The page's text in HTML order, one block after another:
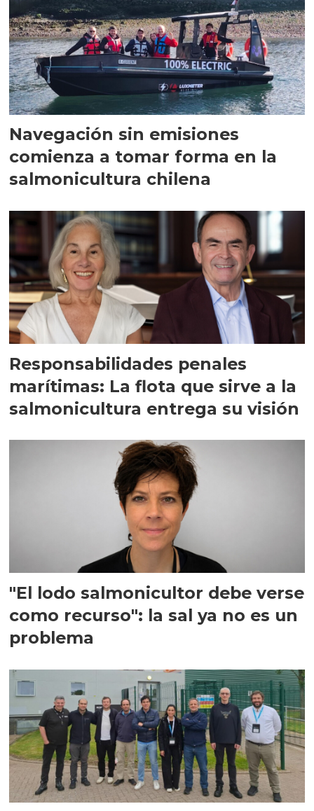
Navegación sin emisiones
comienza a tomar forma en la
salmonicultura chilena
Responsabilidades penales
marítimas: La flota que sirve a la
salmonicultura entrega su visión
"El lodo salmonicultor debe verse
como recurso": la sal ya no es un
problema